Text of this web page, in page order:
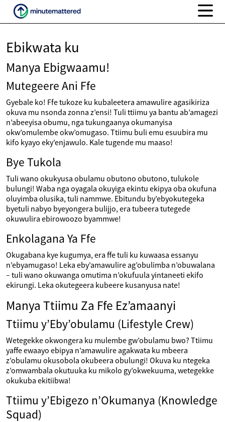
Ebikwata ku
Manya Ebigwaamu!
Mutegeere Ani Ffe
Gyebale ko! Ffe tukoze ku kubaleetera amawulire agasikiriza
okuva mu nsonda zonna z’ensi! Tuli ttiimu ya bantu ab’amagezi
n’abeeyisa obumu, nga tukungaanya okumanyisa
okw’omulembe okw’omugaso. Ttiimu buli emu esuubira mu
kifo kyayo eky’enjawulo. Kale tugende mu maaso!
Bye Tukola
Tuli wano okukyusa obulamu obutono obutono, tulukole
bulungi! Waba nga oyagala okuyiga ekintu ekipya oba okufuna
oluyimba olusika, tuli nammwe. Ebitundu by’ebyokutegeka
byetuli nabyo byeyongera bulijjo, era tubeera tutegede
okuwulira ebirowoozo byammwe!
Enkolagana Ya Ffe
Okugabana kye kugumya, era ffe tuli ku kuwaasa essanyu
n’ebyamugaso! Leka eby’amawulire ag’obulimba n’obuwalana
– tuli wano okuwanga omutima n’okufuula yintaneeti ekifo
ekirungi. Leka okutegeera kubeere kusanyusa nate!
Manya Ttiimu Za Ffe Ez’amaanyi
Ttiimu y’Eby’obulamu (Lifestyle Crew)
Wetegekke okwongera ku mulembe gw’obulamu bwo? Ttiimu
yaffe ewaayo ebipya n’amawulire agakwata ku mbeera
z’obulamu okusobola okubeera obulungi! Okuva ku ntegeka
z’omwambala okutuuka ku mikolo gy’okwekuuma, wetegekke
okukuba ekitiibwa!
Ttiimu y’Ebigezo n’Okumanya (Knowledge
Squad)